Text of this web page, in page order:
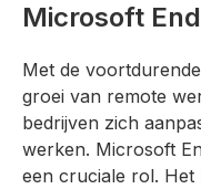
Microsoft
Met de
groei van remote
bedrijven zich
werken. Microsoft
een cruciale rol. Het